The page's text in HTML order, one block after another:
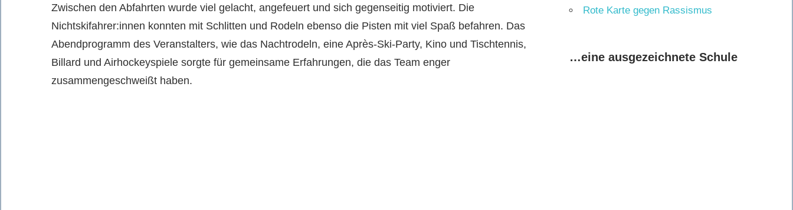
Zwischen den Abfahrten wurde viel gelacht, angefeuert und sich gegenseitig motiviert. Die
Nichtskifahrer:innen konnten mit Schlitten und Rodeln ebenso die Pisten mit viel Spaß befahren. Das
Abendprogramm des Veranstalters, wie das Nachtrodeln, eine Après-Ski-Party, Kino und Tischtennis,
Billard und Airhockeyspiele sorgte für gemeinsame Erfahrungen, die das Team enger
zusammengeschweißt haben.
Rote Karte gegen Rassismus
…eine ausgezeichnete Schule